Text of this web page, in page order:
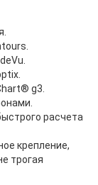
g3.
расчета
крепление,
трогая